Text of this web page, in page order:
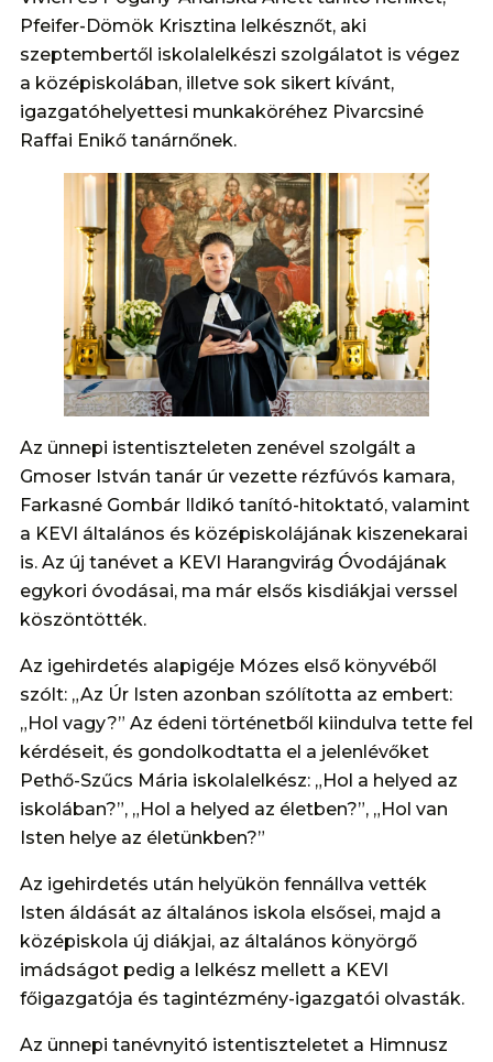
Pfeifer-Dömök Krisztina lelkésznőt, aki
szeptembertől iskolalelkészi szolgálatot is végez
a középiskolában, illetve sok sikert kívánt,
igazgatóhelyettesi munkaköréhez Pivarcsiné
Raffai Enikő tanárnőnek.
Az ünnepi istentiszteleten zenével szolgált a
Gmoser István tanár úr vezette rézfúvós kamara,
Farkasné Gombár Ildikó tanító-hitoktató, valamint
a KEVI általános és középiskolájának kiszenekarai
is. Az új tanévet a KEVI Harangvirág Óvodájának
egykori óvodásai, ma már elsős kisdiákjai verssel
köszöntötték.
Az igehirdetés alapigéje Mózes első könyvéből
szólt: „Az Úr Isten azonban szólította az embert:
„Hol vagy?” Az édeni történetből kiindulva tette fel
kérdéseit, és gondolkodtatta el a jelenlévőket
Pethő-Szűcs Mária iskolalelkész: „Hol a helyed az
iskolában?”, „Hol a helyed az életben?”, „Hol van
Isten helye az életünkben?”
Az igehirdetés után helyükön fennállva vették
Isten áldását az általános iskola elsősei, majd a
középiskola új diákjai, az általános könyörgő
imádságot pedig a lelkész mellett a KEVI
főigazgatója és tagintézmény-igazgatói olvasták.
Az ünnepi tanévnyitó istentiszteletet a Himnusz